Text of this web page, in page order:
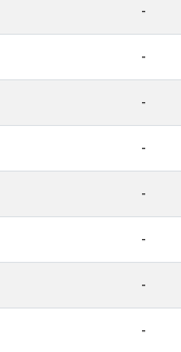
-
-
-
-
-
-
-
-